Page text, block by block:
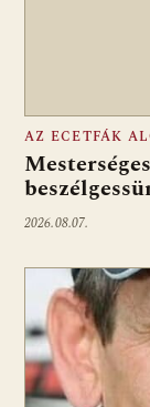
AZ ECETFÁK
2026.08.07.